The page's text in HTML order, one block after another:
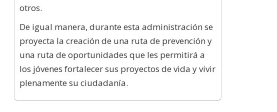
otros.
De igual manera, durante esta administración se
proyecta la creación de una ruta de prevención y
una ruta de oportunidades que les permitirá a
los jóvenes fortalecer sus proyectos de vida y vivir
plenamente su ciudadanía.